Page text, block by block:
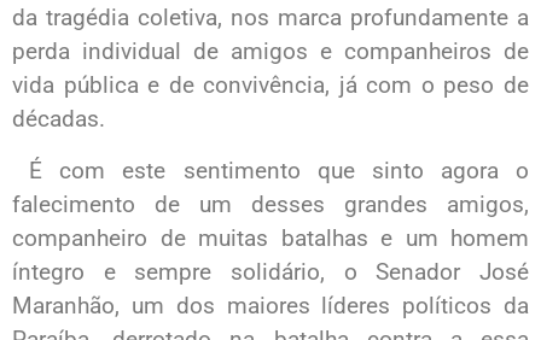
da tragédia coletiva, nos marca profundamente a
perda individual de amigos e companheiros de
vida pública e de convivência, já com o peso de
décadas.
É com este sentimento que sinto agora o
falecimento de um desses grandes amigos,
companheiro de muitas batalhas e um homem
íntegro e sempre solidário, o Senador José
Maranhão, um dos maiores líderes políticos da